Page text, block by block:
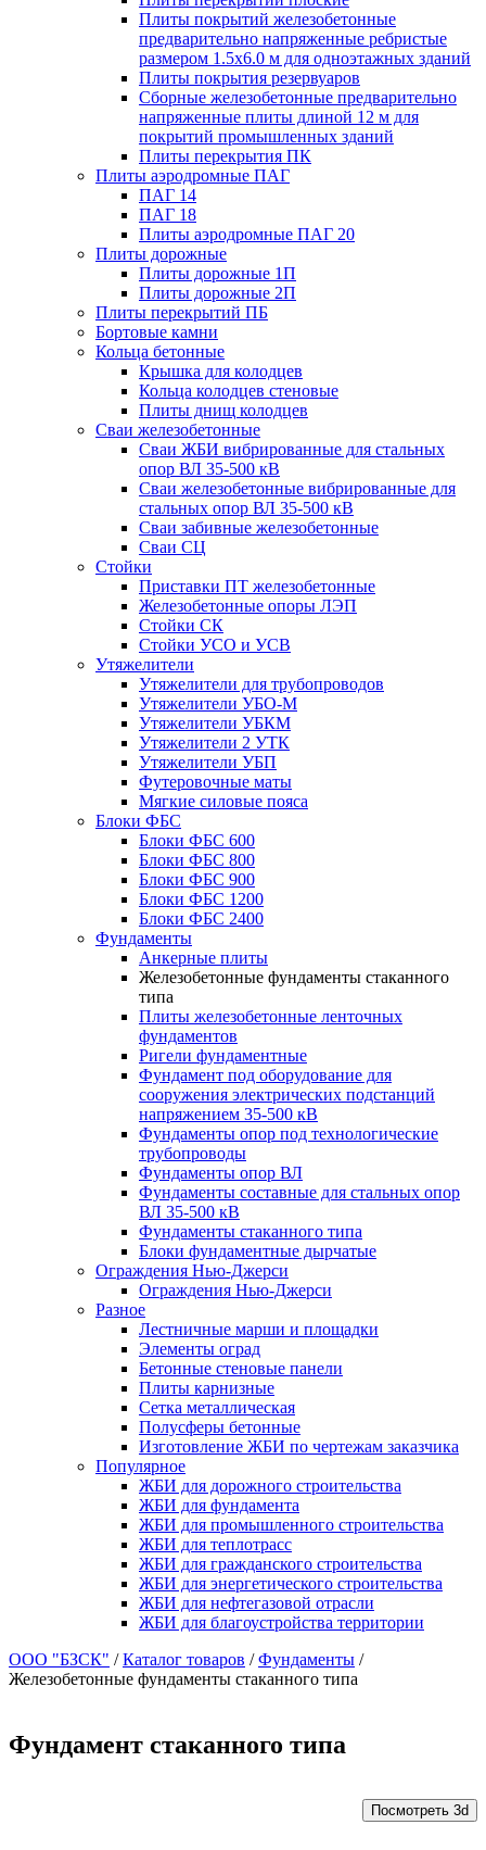
Плиты покрытий железобетонные
предварительно напряженные ребристые
размером 1.5х6.0 м для одноэтажных зданий
Плиты покрытия резервуаров
Сборные железобетонные предварительно
напряженные плиты длиной 12 м для
покрытий промышленных зданий
Плиты перекрытия ПК
Плиты аэродромные ПАГ
ПАГ 14
ПАГ 18
Плиты аэродромные ПАГ 20
Плиты дорожные
Плиты дорожные 1П
Плиты дорожные 2П
Плиты перекрытий ПБ
Бортовые камни
Кольца бетонные
Крышка для колодцев
Кольца колодцев стеновые
Плиты днищ колодцев
Сваи железобетонные
Сваи ЖБИ вибрированные для стальных
опор ВЛ 35-500 кВ
Сваи железобетонные вибрированные для
стальных опор ВЛ 35-500 кВ
Сваи забивные железобетонные
Сваи СЦ
Стойки
Приставки ПТ железобетонные
Железобетонные опоры ЛЭП
Стойки СК
Стойки УСО и УСВ
Утяжелители
Утяжелители для трубопроводов
Утяжелители УБО-М
Утяжелители УБКМ
Утяжелители 2 УТК
Утяжелители УБП
Футеровочные маты
Мягкие силовые пояса
Блоки ФБС
Блоки ФБС 600
Блоки ФБС 800
Блоки ФБС 900
Блоки ФБС 1200
Блоки ФБС 2400
Фундаменты
Анкерные плиты
Железобетонные фундаменты стаканного
типа
Плиты железобетонные ленточных
фундаментов
Ригели фундаментные
Фундамент под оборудование для
сооружения электрических подстанций
напряжением 35-500 кВ
Фундаменты опор под технологические
трубопроводы
Фундаменты опор ВЛ
Фундаменты составные для стальных опор
ВЛ 35-500 кВ
Фундаменты стаканного типа
Блоки фундаментные дырчатые
Ограждения Нью-Джерси
Ограждения Нью-Джерси
Разное
Лестничные марши и площадки
Элементы оград
Бетонные стеновые панели
Плиты карнизные
Сетка металлическая
Полусферы бетонные
Изготовление ЖБИ по чертежам заказчика
Популярное
ЖБИ для дорожного строительства
ЖБИ для фундамента
ЖБИ для промышленного строительства
ЖБИ для теплотрасс
ЖБИ для гражданского строительства
ЖБИ для энергетического строительства
ЖБИ для нефтегазовой отрасли
ЖБИ для благоустройства территории
ООО "БЗСК" /Каталог товаров /Фундаменты /
Железобетонные фундаменты стаканного типа
Фундамент стаканного типа
Посмотреть 3d